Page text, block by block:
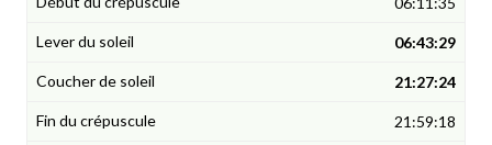
06:43:29
21:27:24
21:59:18